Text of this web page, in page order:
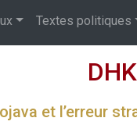
Textes politiques
et l’erreur